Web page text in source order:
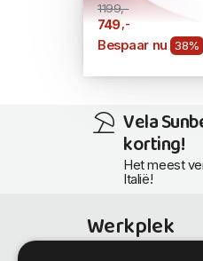
1199,-
749 ,-
Bespaar nu 38%
Vela
korting!
Het meest
Italië!
Werkplek